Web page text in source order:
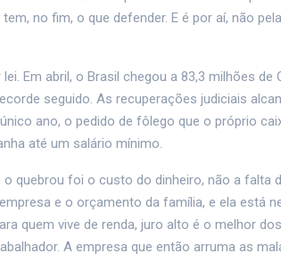
no fim, o que defender. E é por aí, não
Em abril, o Brasil chegou a 83,3 milhões de
seguido. As recuperações judiciais
ano, o pedido de fôlego que o próprio
até um salário mínimo.
quebrou foi o custo do dinheiro, não a falta
e o orçamento da família, e ela está
quem vive de renda, juro alto é o melhor
A empresa que então arruma as